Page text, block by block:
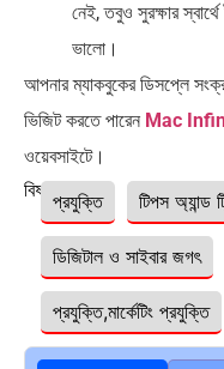
নেই, তবুও সুরক্ষার
ভালো।
আপনার ম্যাকবুকের ডিসপ্লে
ভিজিট করতে পারেন Mac
ওয়েবসাইটে।
বিষয়ঃ প্রযুক্তি টিপস অ্যান্ড
ডিজিটাল ও সাইবার জগৎ
প্রযুক্তি,মার্কেটিং প্রযুক্তি